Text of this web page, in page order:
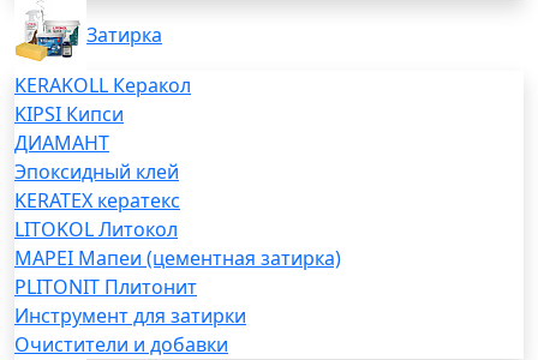
Затирка
KERAKOLL Керакол
KIPSI Кипси
ДИАМАНТ
Эпоксидный клей
KERATEX кератекс
LITOKOL Литокол
MAPEI Мапеи (цементная затирка)
PLITONIT Плитонит
Инструмент для затирки
Очистители и добавки